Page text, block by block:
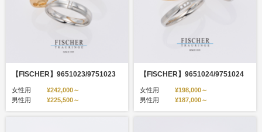
【FISCHER】9651023/9751023
女性用
¥242,000～
男性用
¥225,500～
【FISCHER】9651024/9751024
女性用
¥198,000～
男性用
¥187,000～